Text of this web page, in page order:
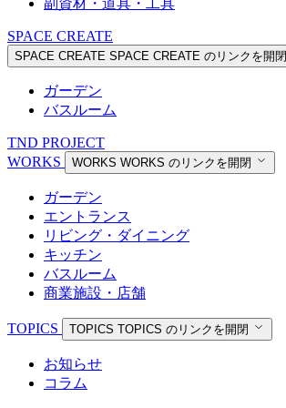
副資材・道具・工具
SPACE CREATE
SPACE CREATE SPACE CREATE のリンクを開閉
ガーデン
バスルーム
TND PROJECT
WORKS
WORKS WORKS のリンクを開閉
ガーデン
エントランス
リビング・ダイニング
キッチン
バスルーム
商業施設・店舗
TOPICS TOPICS TOPICS のリンクを開閉
お知らせ
コラム